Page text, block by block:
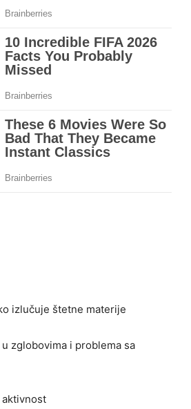
izlučuje štetne materije
zglobovima i problema sa
aktivnost